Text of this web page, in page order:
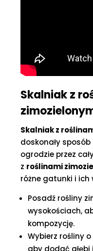
Skalniak z
Skalniak z
doskonały
ogrodzie przez
z roślinami
różne gatunki i
Posadź rośliny
wysokościach,
kompozycję.
Wybierz rośliny
aby dodać